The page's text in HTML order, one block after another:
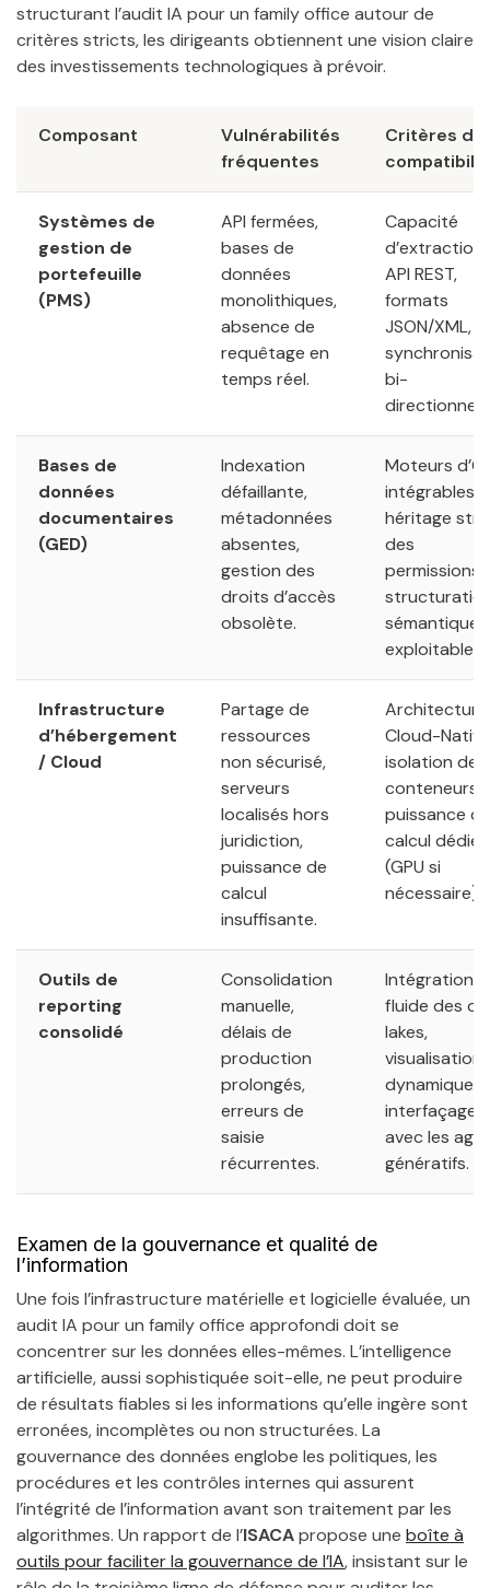
structurant l’audit IA pour un family office autour de
critères stricts, les dirigeants obtiennent une vision claire
des investissements technologiques à prévoir.
Composant
Vulnérabilités
fréquentes
Critères de
Systèmes de
gestion de
portefeuille
(PMS)
API fermées,
bases de
données
monolithiques,
absence de
requêtage en
temps réel.
Capacité
d’extraction
API REST,
formats
JSON/XML,
bi-
Bases de
données
documentaires
(GED)
Indexation
défaillante,
métadonnées
absentes,
gestion des
droits d’accès
obsolète.
Moteurs
intégrables,
héritage
des
permissions,
sémantique
exploitable.
Infrastructure
d’hébergement
/ Cloud
Partage de
ressources
non sécurisé,
serveurs
localisés hors
juridiction,
puissance de
calcul
insuffisante.
Architecture
Cloud-
isolation des
conteneurs,
puissance de
calcul dédiée
(GPU si
nécessaire).
Outils de
reporting
consolidé
Consolidation
manuelle,
délais de
production
prolongés,
erreurs de
saisie
récurrentes.
Intégration
fluide des
lakes,
visualisation
dynamique,
interfaçage
avec les
génératifs.
Examen de la gouvernance et qualité de
l’information
Une fois l’infrastructure matérielle et logicielle évaluée, un
audit IA pour un family office approfondi doit se
concentrer sur les données elles-mêmes. L’intelligence
artificielle, aussi sophistiquée soit-elle, ne peut produire
de résultats fiables si les informations qu’elle ingère sont
erronées, incomplètes ou non structurées. La
gouvernance des données englobe les politiques, les
procédures et les contrôles internes qui assurent
l’intégrité de l’information avant son traitement par les
algorithmes. Un rapport de l’ISACApropose une boîte à
outils pour faciliter la gouvernance de l’IA, insistant sur le